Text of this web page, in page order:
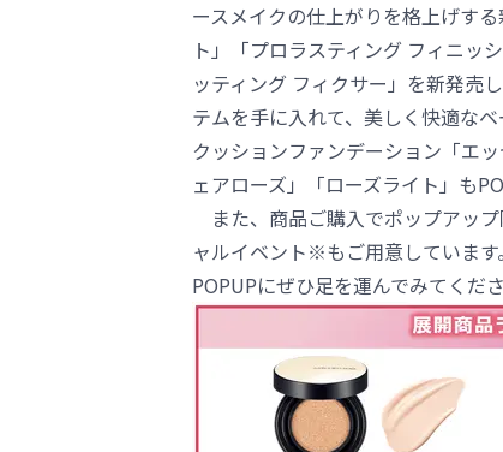
ースメイクの仕上がりを格上げす
ト」「プロラスティング フィニッ
ッティング フィクサー」を新発売
テムを手に入れて、美しく快適な
クッションファンデーション「エ
ェアローズ」「ローズライト」も
また、商品ご購入でポップアッ
ャルイベント※もご用意していま
POPUPにぜひ足を運んでみてくださ